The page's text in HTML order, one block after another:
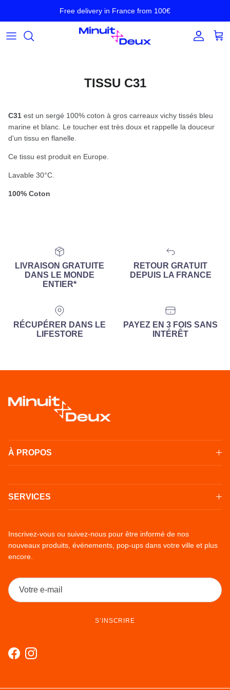
Free delivery in France from 100€
Compte
TISSU C31
C31 est un sergé 100% coton à gros carreaux vichy tissés bleu
marine et blanc. Le toucher est très doux et rappelle la douceur
d'un tissu en flanelle.
Ce tissu est produit en Europe.
Lavable 30°C.
100% Coton
LIVRAISON GRATUITE
DANS LE MONDE
ENTIER*
RETOUR GRATUIT
DEPUIS LA FRANCE
RÉCUPÉRER DANS LE
LIFESTORE
PAYEZ EN 3 FOIS SANS
INTÉRÊT
À PROPOS
SERVICES
Inscrivez-vous ou suivez-nous pour être informé de nos
nouveaux produits, événements, pop-ups dans votre ville et plus
encore.
S’INSCRIRE
FacebookInstagram